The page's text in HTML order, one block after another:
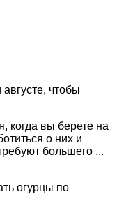
чтобы
когда вы берете на
о них и
большего ...
огурцы по